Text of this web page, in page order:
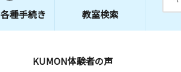
各種手続き 教室検索
KUMON体験者の声